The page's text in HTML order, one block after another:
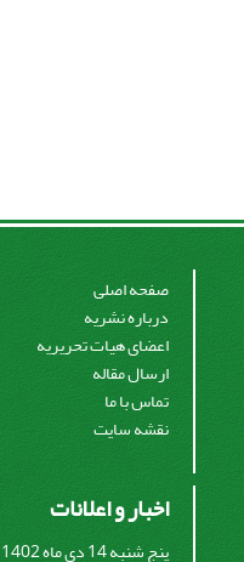
صفحه اصلی
درباره نشریه
اعضای هیات تحریریه
ارسال مقاله
تماس با ما
نقشه سایت
اخبار و اعلانات